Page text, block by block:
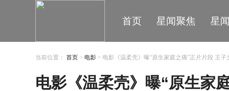
首页 星闻聚焦 星
当前位置： 首页 > 电影 > 电影《温柔壳》曝“原生家庭之痛”正片片段 王
电影《温柔壳》曝“原生家